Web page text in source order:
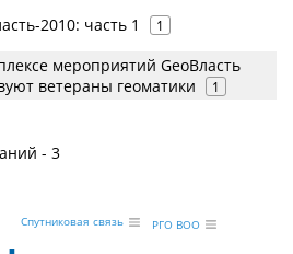
2010: часть 1 1
мероприятий GeoВласть
ветераны геоматики
1
- 3
РГО ВОО
Спутниковая связь